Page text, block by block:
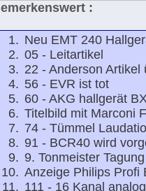
:
Neu EMT 240
05 - Leitartikel
22 - Anderson Artikel
56 - EVR ist tot
60 - AKG hallgerät
Titelbild mit Marconi
74 - Tümmel Laudatio
91 - BCR40 wird
9. Tonmeister
Anzeige Philips Profi
111 - 16 Kanal